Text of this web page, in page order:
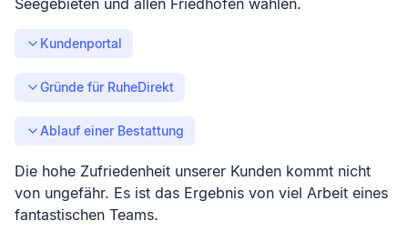
Seegebieten und allen Friedhöfen wählen.
Kundenportal
Gründe für RuheDirekt
Ablauf einer Bestattung
Die hohe Zufriedenheit unserer Kunden kommt nicht
von ungefähr. Es ist das Ergebnis von viel Arbeit eines
fantastischen Teams.